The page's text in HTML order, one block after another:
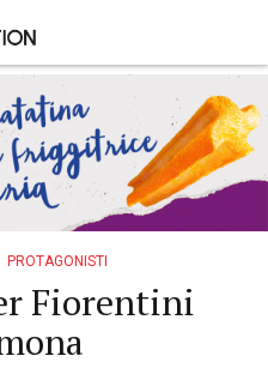
PROTAGONISTI
Fiorentini